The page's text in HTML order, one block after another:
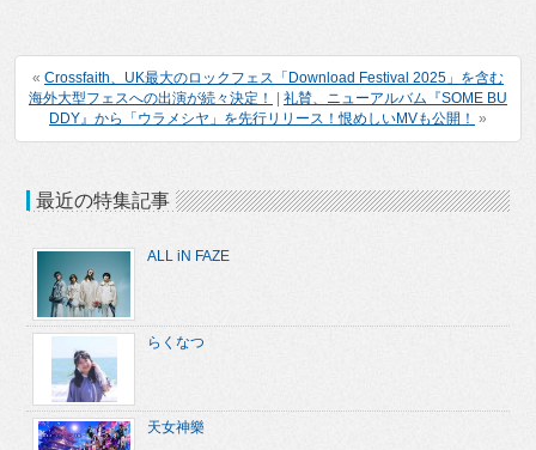
« Crossfaith、UK最大のロックフェス「Download Festival 2025」を含む
海外大型フェスへの出演が続々決定！
礼賛、ニューアルバム『SOME BU
DDY』から「ウラメシヤ」を先行リリース！恨めしいMVも公開！ »
最近の特集記事
ALL iN FAZE
らくなつ
天女神樂